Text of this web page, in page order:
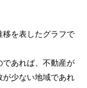
を表したグラフで
あれば、不動産が
少ない地域であれ